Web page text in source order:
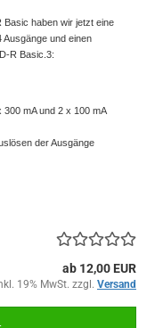
haben wir jetzt eine
Ausgänge und einen
R Basic.3:
mA und 2 x 100 mA
der Ausgänge
ab 12,00 EUR
19% MwSt. zzgl. Versand